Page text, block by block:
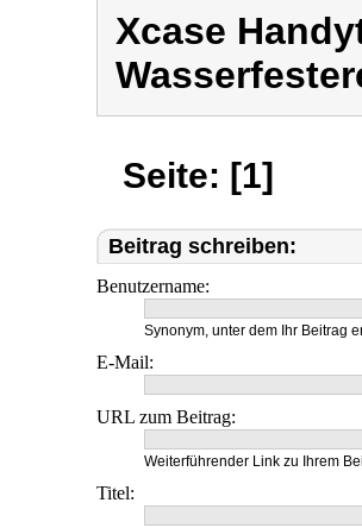
Xcase
Seite: [1]
Beitrag schreiben:
Benutzername:
Synonym, unter dem Ihr Beitrag
E-Mail:
URL zum Beitrag:
Weiterführender Link zu Ihrem
Titel: